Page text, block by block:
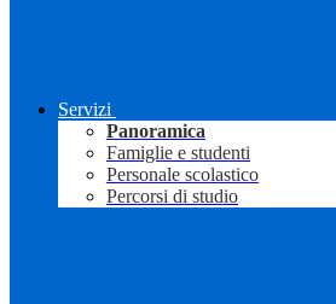
Servizi
Panoramica
Famiglie e studenti
Personale scolastico
Percorsi di studio